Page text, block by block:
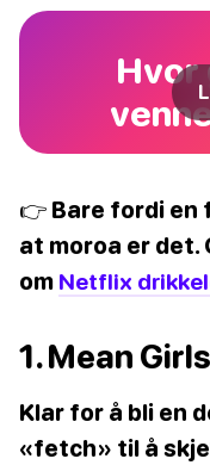
Hvor
👉 Bare fordi en
at moroa er det.
om Netflix
1. Mean
Klar for å bli en
«fetch» til å